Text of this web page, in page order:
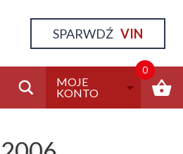
SPARWDŹ VIN
MOJE
KONTO
0